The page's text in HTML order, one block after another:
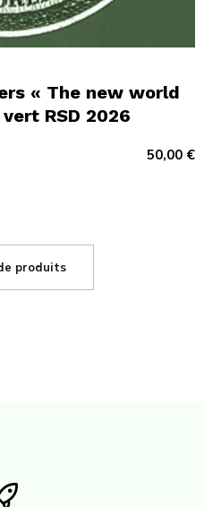
« The new world
RSD 2026
50,00 €
produits